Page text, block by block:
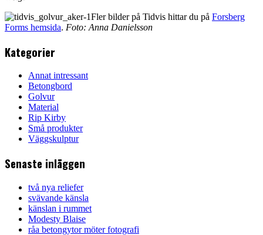
Fler bilder på Tidvis hittar du på Forsberg
Forms hemsida. Foto: Anna Danielsson
Kategorier
Annat intressant
Betongbord
Golvur
Material
Rip Kirby
Små produkter
Väggskulptur
Senaste inläggen
två nya reliefer
svävande känsla
känslan i rummet
Modesty Blaise
råa betongytor möter fotografi